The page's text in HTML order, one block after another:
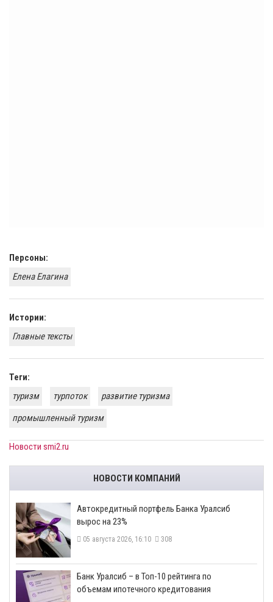
Персоны:
Елена Елагина
Истории:
Главные тексты
Теги:
туризм
турпоток
развитие туризма
промышленный туризм
Новости smi2.ru
НОВОСТИ КОМПАНИЙ
​Автокредитный портфель Банка Уралсиб
вырос на 23%
05 августа 2026, 16:10 308
​Банк Уралсиб – в Топ-10 рейтинга по
объемам ипотечного кредитования